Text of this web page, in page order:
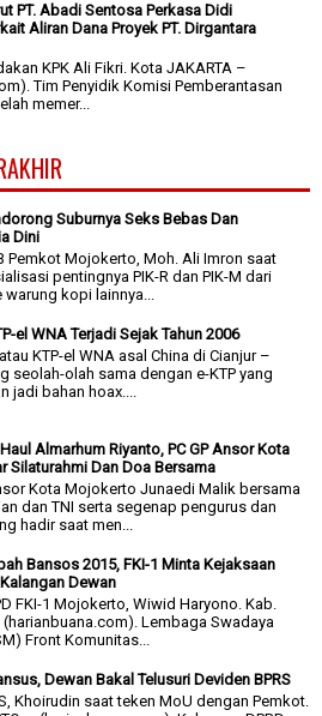
PT. Abadi Sentosa Perkasa Didi
Aliran Dana Proyek PT. Dirgantara
KPK Ali Fikri. Kota JAKARTA –
Tim Penyidik Komisi Pemberantasan
memer...
Suburnya Seks Bebas Dan
Dini
Pemkot Mojokerto, Moh. Ali Imron saat
pentingnya PIK-R dan PIK-M dari
kopi lainnya...
el WNA Terjadi Sejak Tahun 2006
KTP-el WNA asal China di Cianjur –
seolah-olah sama dengan e-KTP yang
jadi bahan hoax....
Almarhum Riyanto, PC GP Ansor Kota
Silaturahmi Dan Doa Bersama
Kota Mojokerto Junaedi Malik bersama
dan TNI serta segenap pengurus dan
hadir saat men...
Bansos 2015, FKI-1 Minta Kejaksaan
Dewan
1 Mojokerto, Wiwid Haryono. Kab.
(harianbuana.com). Lembaga Swadaya
Front Komunitas...
Dewan Bakal Telusuri Deviden BPRS
Khoirudin saat teken MoU dengan Pemkot.